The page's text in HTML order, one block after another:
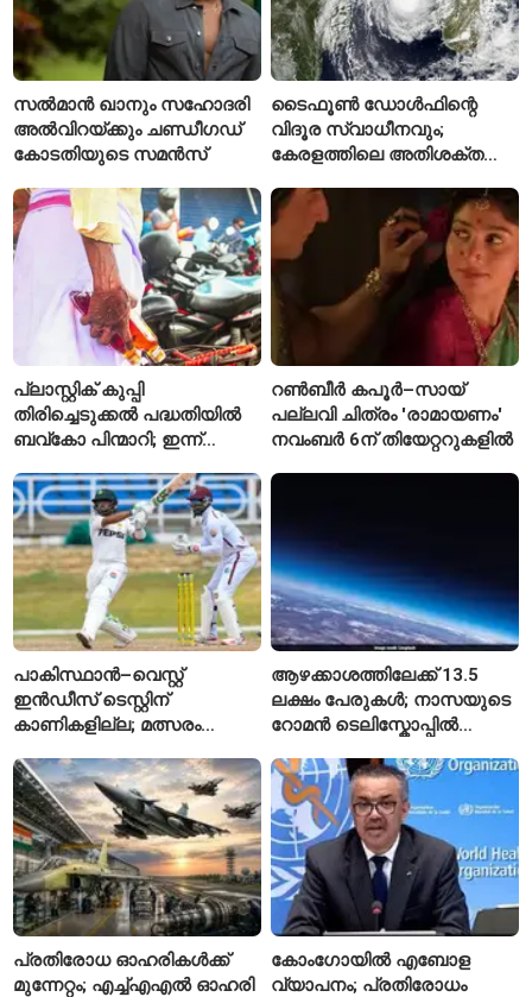
സൽമാൻ ഖാനും സഹോദരി
അൽവിറയ്ക്കും ചണ്ഡീഗഡ്
കോടതിയുടെ സമൻസ്
ടൈഫൂൺ ഡോൾഫിന്റെ
വിദൂര സ്വാധീനവും;
കേരളത്തിലെ അതിശക്ത
കാരണമായേക്കുമെന്ന്
റിപ്പോർട്ട്
പ്ലാസ്റ്റിക് കുപ്പി
തിരിച്ചെടുക്കൽ പദ്ധതിയിൽ
ബവ്കോ പിന്മാറി; ഇന്ന്
സ്വീകരിക്കില്ല
റൺബീർ കപൂർ–സായ്
പല്ലവി ചിത്രം 'രാമായണം'
നവംബർ 6ന് തിയേറ്ററുകളിൽ
പാകിസ്ഥാൻ–വെസ്റ്റ്
ഇൻഡീസ് ടെസ്റ്റിന്
കാണികളില്ല; മത്സരം
പരിഹാസവിഷയം
ആഴക്കാശത്തിലേക്ക് 13.5
ലക്ഷം പേരുകൾ; നാസയുടെ
റോമൻ ടെലിസ്കോപ്പിൽ
പ്രതിരോധ ഓഹരികൾക്ക്
മുന്നേറ്റം; എച്ച്എഎൽ ഓഹരി
കോംഗോയിൽ എബോള
വ്യാപനം; പ്രതിരോധം